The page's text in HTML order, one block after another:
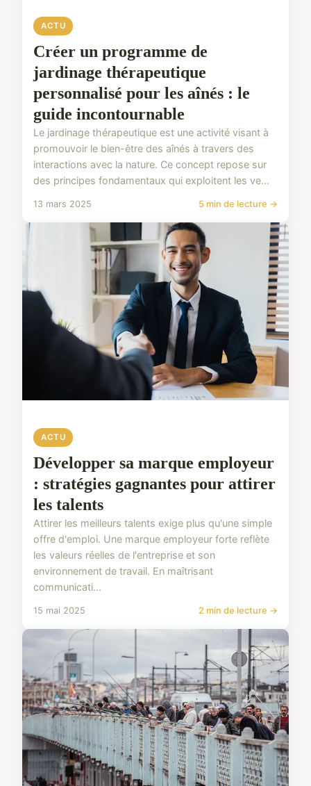
ACTU
Créer un programme de
jardinage thérapeutique
personnalisé pour les aînés : le
guide incontournable
Le jardinage thérapeutique est une activité visant à
promouvoir le bien-être des aînés à travers des
interactions avec la nature. Ce concept repose sur
des principes fondamentaux qui exploitent les ve...
13 mars 2025 5 min de lecture →
ACTU
Développer sa marque employeur
: stratégies gagnantes pour attirer
les talents
Attirer les meilleurs talents exige plus qu'une simple
offre d'emploi. Une marque employeur forte reflète
les valeurs réelles de l'entreprise et son
environnement de travail. En maîtrisant
communicati...
15 mai 2025 2 min de lecture →